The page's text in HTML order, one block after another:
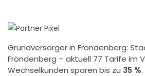
Grundversorger in Fröndenberg:
Fröndenberg – aktuell 77 Tarife im
Wechselkunden sparen bis zu 35 %.